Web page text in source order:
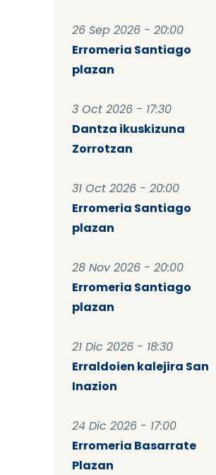
26 Sep 2026 - 20:00
Erromeria Santiago
plazan
3 Oct 2026 - 17:30
Dantza ikuskizuna
Zorrotzan
31 Oct 2026 - 20:00
Erromeria Santiago
plazan
28 Nov 2026 - 20:00
Erromeria Santiago
plazan
21 Dic 2026 - 18:30
Erraldoien kalejira San
Inazion
24 Dic 2026 - 17:00
Erromeria Basarrate
Plazan